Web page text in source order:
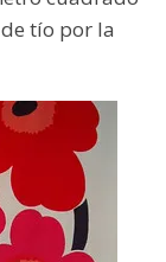
tío por la